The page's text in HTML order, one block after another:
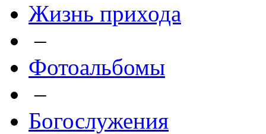
Жизнь прихода
–
Фотоальбомы
–
Богослужения